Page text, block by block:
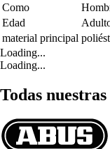
Como
Edad
material principal
Loading...
Loading...
Todas